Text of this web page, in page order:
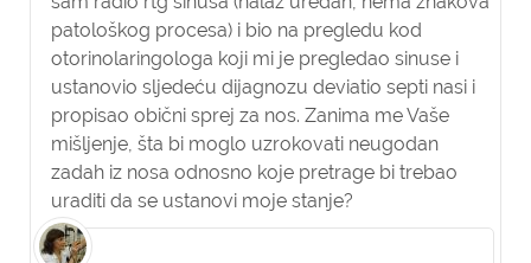
patološkog procesa) i bio na pregledu kod
otorinolaringologa koji mi je pregledao sinuse i
ustanovio sljedeću dijagnozu deviatio septi nasi i
propisao obični sprej za nos. Zanima me Vaše
mišljenje, šta bi moglo uzrokovati neugodan
zadah iz nosa odnosno koje pretrage bi trebao
uraditi da se ustanovi moje stanje?